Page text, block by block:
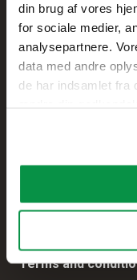
din brug af vores
for sociale medier,
analysepartnere.
data med andre
de har indsamlet fra
Skolegade 61
7400 Herning,
DANMARK
Lederskab
Terms and